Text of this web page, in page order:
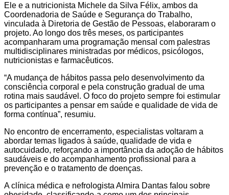
Ele e a nutricionista Michele da Silva Félix, ambos da
Coordenadoria de Saúde e Segurança do Trabalho,
vinculada à Diretoria de Gestão de Pessoas, elaboraram o
projeto. Ao longo dos três meses, os participantes
acompanharam uma programação mensal com palestras
multidisciplinares ministradas por médicos, psicólogos,
nutricionistas e farmacêuticos.
“A mudança de hábitos passa pelo desenvolvimento da
consciência corporal e pela construção gradual de uma
rotina mais saudável. O foco do projeto sempre foi estimular
os participantes a pensar em saúde e qualidade de vida de
forma contínua”, resumiu.
No encontro de encerramento, especialistas voltaram a
abordar temas ligados à saúde, qualidade de vida e
autocuidado, reforçando a importância da adoção de hábitos
saudáveis e do acompanhamento profissional para a
prevenção e o tratamento de doenças.
A clínica médica e nefrologista Almira Dantas falou sobre